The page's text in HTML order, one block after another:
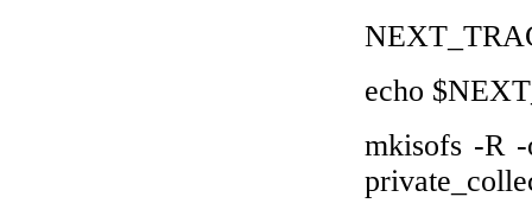
NEXT _
echo $NEXT
mkisofs -R